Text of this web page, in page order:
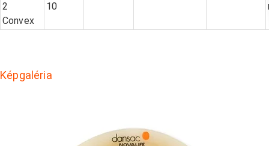
2
Convex
10
Képgaléria